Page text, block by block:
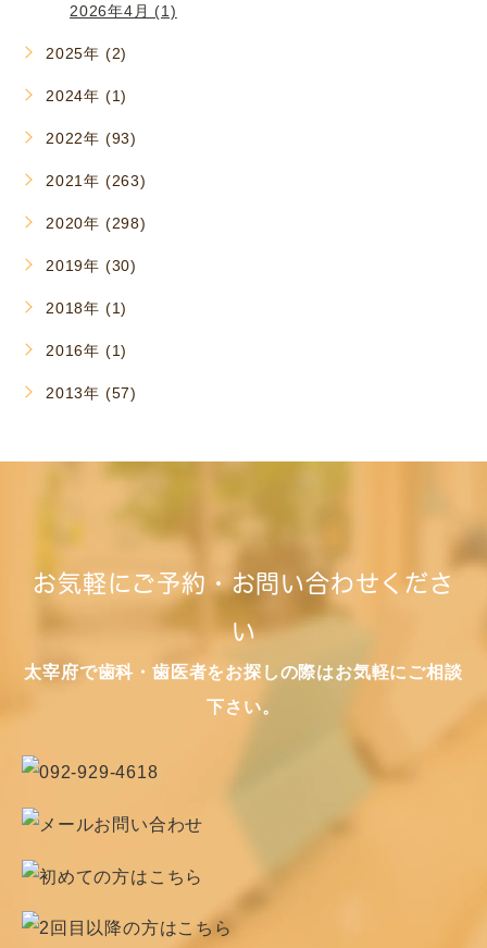
2026年4月 (1)
2025年 (2)
2024年 (1)
2022年 (93)
2021年 (263)
2020年 (298)
2019年 (30)
2018年 (1)
2016年 (1)
2013年 (57)
お気軽にご予約・お問い合わせくださ
い
太宰府で歯科・歯医者をお探しの際はお気軽にご相談
下さい。